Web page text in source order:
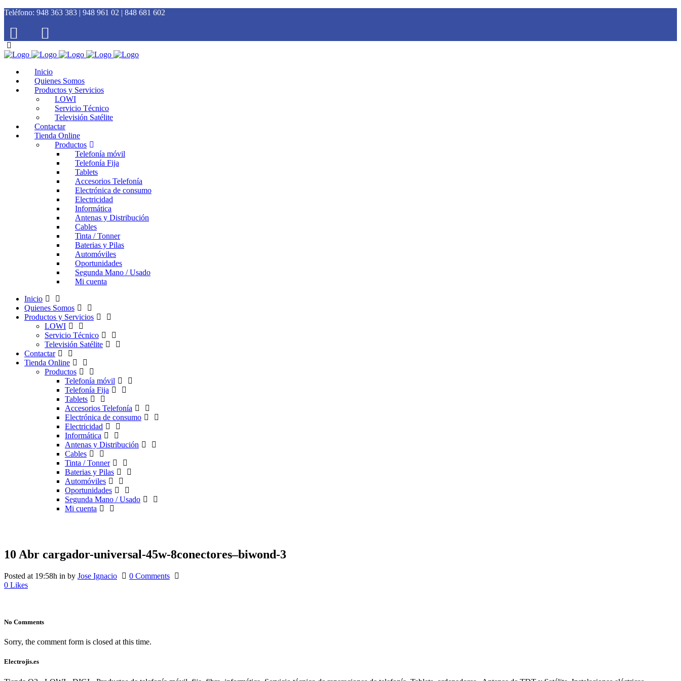
Teléfono: 948 363 383 | 948 961 02 | 848 681 602
Inicio
Quienes Somos
Productos y Servicios
LOWI
Servicio Técnico
Televisión Satélite
Contactar
Tienda Online
Productos
Telefonía móvil
Telefonía Fija
Tablets
Accesorios Telefonía
Electrónica de consumo
Electricidad
Informática
Antenas y Distribución
Cables
Tinta / Tonner
Baterias y Pilas
Automóviles
Oportunidades
Segunda Mano / Usado
Mi cuenta
Inicio
Quienes Somos
Productos y Servicios
LOWI
Servicio Técnico
Televisión Satélite
Contactar
Tienda Online
Productos
Telefonía móvil
Telefonía Fija
Tablets
Accesorios Telefonía
Electrónica de consumo
Electricidad
Informática
Antenas y Distribución
Cables
Tinta / Tonner
Baterias y Pilas
Automóviles
Oportunidades
Segunda Mano / Usado
Mi cuenta
10 Abr cargador-universal-45w-8conectores–biwond-3
Posted at 19:58h in by Jose Ignacio
0 Comments
0 Likes
No Comments
Sorry, the comment form is closed at this time.
Electrojis.es